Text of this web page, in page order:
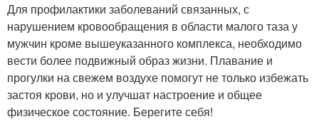
Для профилактики заболеваний связанных, с
нарушением кровообращения в области малого таза у
мужчин кроме вышеуказанного комплекса, необходимо
вести более подвижный образ жизни. Плавание и
прогулки на свежем воздухе помогут не только избежать
застоя крови, но и улучшат настроение и общее
физическое состояние. Берегите себя!